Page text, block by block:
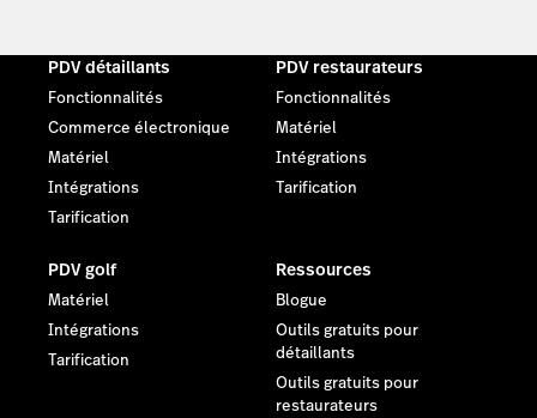
PDV détaillants
Fonctionnalités
Commerce électronique
Matériel
Intégrations
Tarification
PDV restaurateurs
Fonctionnalités
Matériel
Intégrations
Tarification
PDV golf
Matériel
Intégrations
Tarification
Ressources
Blogue
Outils gratuits pour
détaillants
Outils gratuits pour
restaurateurs